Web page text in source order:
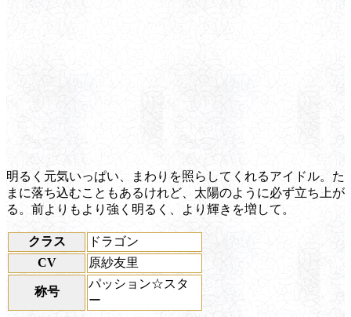
明るく元気いっぱい、まわりを照らしてくれるアイドル。た
まに落ち込むこともあるけれど、太陽のように必ず立ち上が
る。前よりもより強く明るく、より輝きを増して。
クラス
ドラゴン
CV
原紗友里
称号
パッション☆スタ
ー